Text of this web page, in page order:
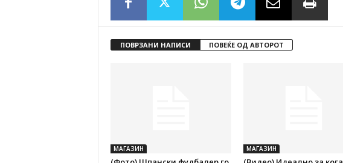
ПОВРЗАНИ НАПИСИ ПОВЕЌЕ ОД АВТОРОТ
МАГАЗИН МАГАЗИН